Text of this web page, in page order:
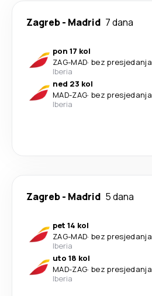
Zagreb- Madrid 7 dana
pon 17 kol
ZAG-MAD· bez presjedanja
Iberia
ned 23 kol
MAD-ZAG· bez presjedanja
Iberia
Zagreb- Madrid 5 dana
pet 14 kol
ZAG-MAD· bez presjedanja
Iberia
uto 18 kol
MAD-ZAG· bez presjedanja
Iberia